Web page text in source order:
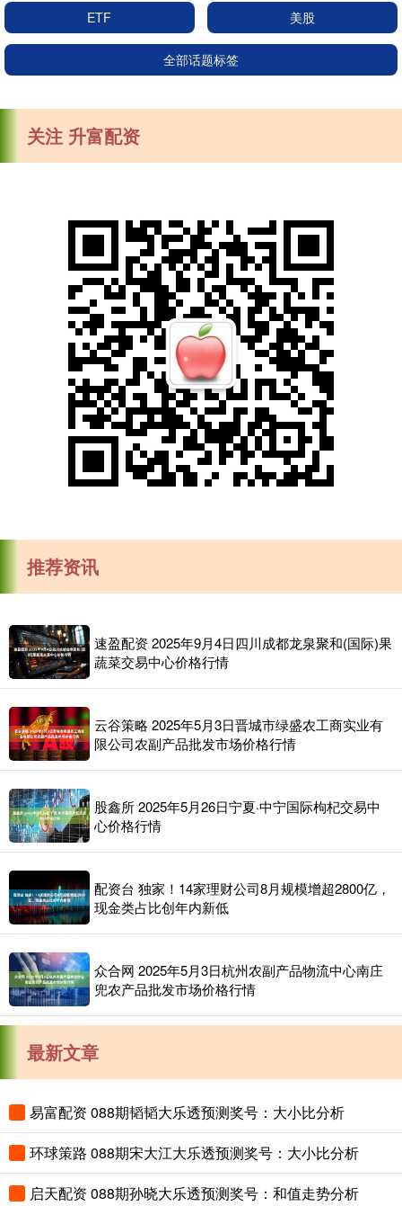
ETF 美股
全部话题标签
关注 升富配资
推荐资讯
速盈配资 2025年9月4日四川成都龙泉聚和(国际)果
蔬菜交易中心价格行情
云谷策略 2025年5月3日晋城市绿盛农工商实业有
限公司农副产品批发市场价格行情
股鑫所 2025年5月26日宁夏·中宁国际枸杞交易中
心价格行情
配资台 独家！14家理财公司8月规模增超2800亿，
现金类占比创年内新低
众合网 2025年5月3日杭州农副产品物流中心南庄
兜农产品批发市场价格行情
最新文章
易富配资 088期韬韬大乐透预测奖号：大小比分析
环球策路 088期宋大江大乐透预测奖号：大小比分析
启天配资 088期孙晓大乐透预测奖号：和值走势分析